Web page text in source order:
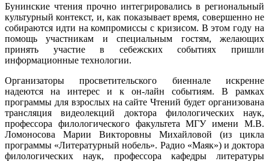
Бунинские чтения прочно интегрировались в региональный
культурный контекст, и, как показывает время, совершенно не
собираются идти на компромиссы с кризисом. В этом году на
помощь участникам и специальным гостям, желающих
принять участие в себежских событиях пришли
информационные технологии.
Организаторы просветительского биеннале искренне
надеются на интерес и к он-лайн событиям. В рамках
программы для взрослых на сайте Чтений будет организована
трансляция видеолекций доктора филологических наук,
профессора филологического факультета МГУ имени М.В.
Ломоносова Марии Викторовны Михайловой (из цикла
программы «Литературный нобель». Радио «Маяк») и доктора
филологических наук, профессора кафедры литературы